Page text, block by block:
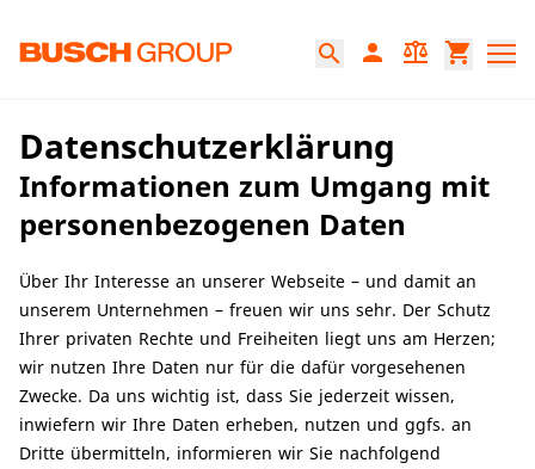
search person balance shopping_cart
Datenschutzerklärung
Datenschutzerklärung
Informationen zum Umgang mit
personenbezogenen Daten
Über Ihr Interesse an unserer Webseite – und damit an
unserem Unternehmen – freuen wir uns sehr. Der Schutz
Ihrer privaten Rechte und Freiheiten liegt uns am Herzen;
wir nutzen Ihre Daten nur für die dafür vorgesehenen
Zwecke. Da uns wichtig ist, dass Sie jederzeit wissen,
inwiefern wir Ihre Daten erheben, nutzen und ggfs. an
Dritte übermitteln, informieren wir Sie nachfolgend